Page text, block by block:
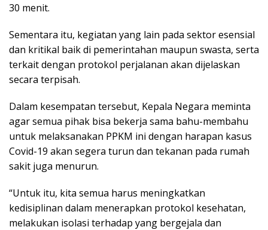
30 menit.
Sementara itu, kegiatan yang lain pada sektor esensial
dan kritikal baik di pemerintahan maupun swasta, serta
terkait dengan protokol perjalanan akan dijelaskan
secara terpisah.
Dalam kesempatan tersebut, Kepala Negara meminta
agar semua pihak bisa bekerja sama bahu-membahu
untuk melaksanakan PPKM ini dengan harapan kasus
Covid-19 akan segera turun dan tekanan pada rumah
sakit juga menurun.
“Untuk itu, kita semua harus meningkatkan
kedisiplinan dalam menerapkan protokol kesehatan,
melakukan isolasi terhadap yang bergejala dan